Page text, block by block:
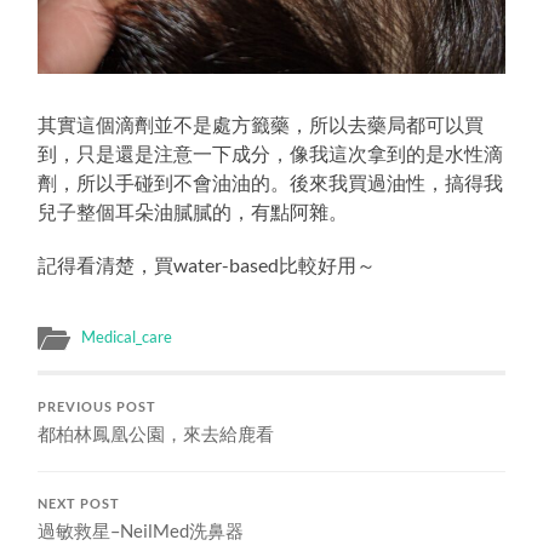
其實這個滴劑並不是處方籤藥，所以去藥局都可以買
到，只是還是注意一下成分，像我這次拿到的是水性滴
劑，所以手碰到不會油油的。後來我買過油性，搞得我
兒子整個耳朵油膩膩的，有點阿雜。
記得看清楚，買water-based比較好用～
Medical_care
PREVIOUS POST
都柏林鳳凰公園，來去給鹿看
NEXT POST
過敏救星–NeilMed洗鼻器